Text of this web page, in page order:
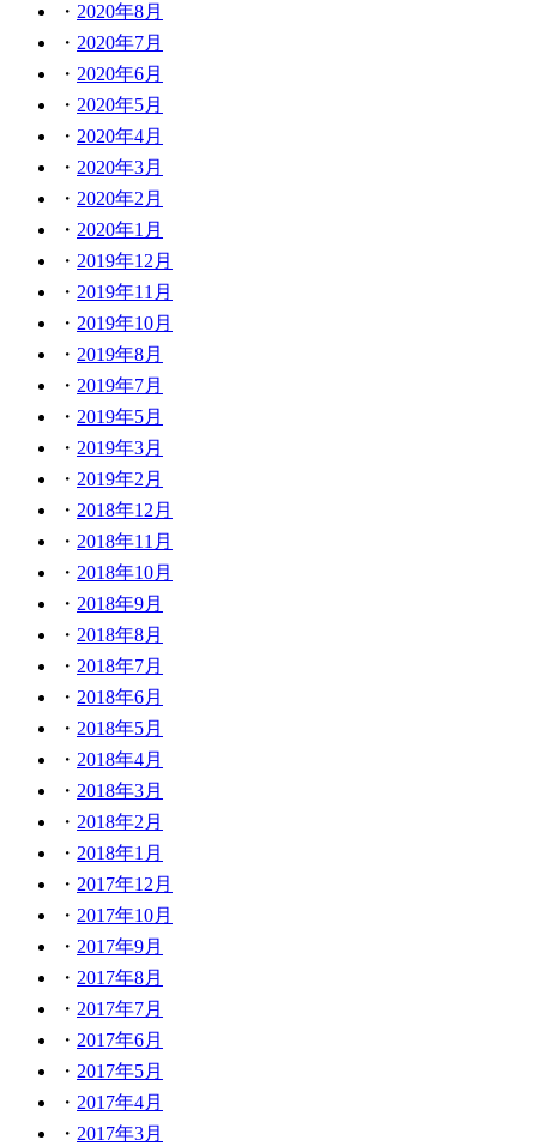
2020年8月
2020年7月
2020年6月
2020年5月
2020年4月
2020年3月
2020年2月
2020年1月
2019年12月
2019年11月
2019年10月
2019年8月
2019年7月
2019年5月
2019年3月
2019年2月
2018年12月
2018年11月
2018年10月
2018年9月
2018年8月
2018年7月
2018年6月
2018年5月
2018年4月
2018年3月
2018年2月
2018年1月
2017年12月
2017年10月
2017年9月
2017年8月
2017年7月
2017年6月
2017年5月
2017年4月
2017年3月